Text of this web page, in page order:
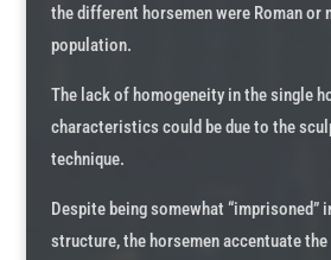
the different horsemen were Roman or
population.
The lack of homogeneity in the single
characteristics could be due to the
technique.
Despite being somewhat “imprisoned”
structure, the horsemen accentuate